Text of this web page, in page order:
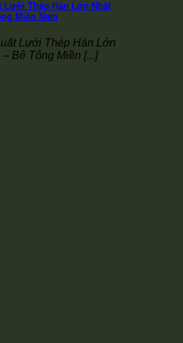
Lưới Thép Hàn Lớn Nhất
Miền Nam
Lưới Thép Hàn Lớn
Bê Tông Miền [...]